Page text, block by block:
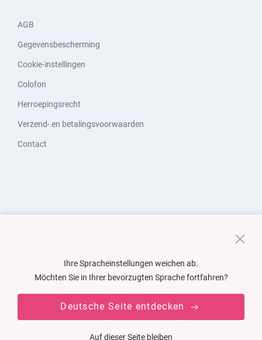
AGB
Gegevensbescherming
Cookie-instellingen
Colofon
Herroepingsrecht
Verzend- en betalingsvoorwaarden
Contact
Ihre Spracheinstellungen weichen ab.
Möchten Sie in Ihrer bevorzugten Sprache fortfahren?
Deutsche Seite entdecken
Auf dieser Seite bleiben